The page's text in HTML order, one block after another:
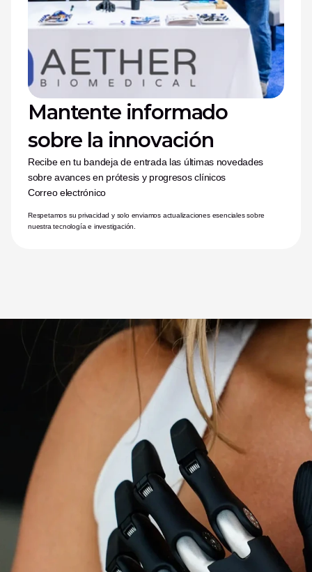
Mantente informado
sobre la innovación
Recibe en tu bandeja de entrada las últimas novedades
sobre avances en prótesis y progresos clínicos
Correo electrónico
Respetamos su privacidad y solo enviamos actualizaciones esenciales sobre
nuestra tecnología e investigación.